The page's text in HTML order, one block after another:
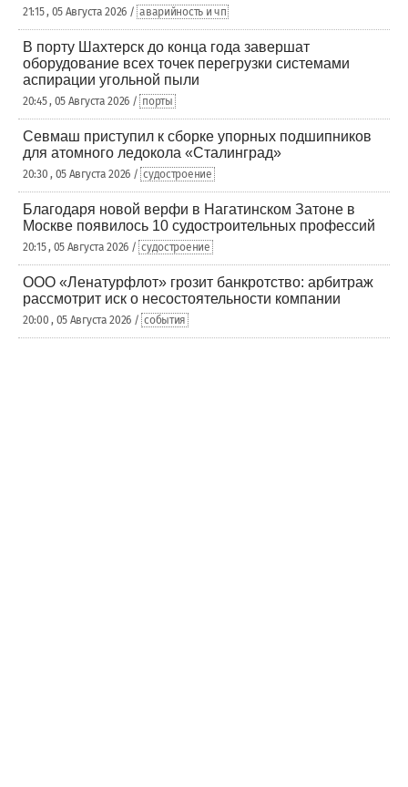
21:15 , 05 Августа 2026 / аварийность и чп
В порту Шахтерск до конца года завершат
оборудование всех точек перегрузки системами
аспирации угольной пыли
20:45 , 05 Августа 2026 / порты
Севмаш приступил к сборке упорных подшипников
для атомного ледокола «Сталинград»
20:30 , 05 Августа 2026 / судостроение
Благодаря новой верфи в Нагатинском Затоне в
Москве появилось 10 судостроительных профессий
20:15 , 05 Августа 2026 / судостроение
ООО «Ленатурфлот» грозит банкротство: арбитраж
рассмотрит иск о несостоятельности компании
20:00 , 05 Августа 2026 / события